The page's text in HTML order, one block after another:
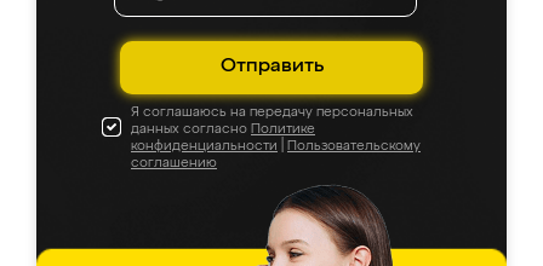
Отправить
Я соглашаюсь на передачу персональных
данных согласно Политике
конфиденциальности
Пользовательскому
соглашению